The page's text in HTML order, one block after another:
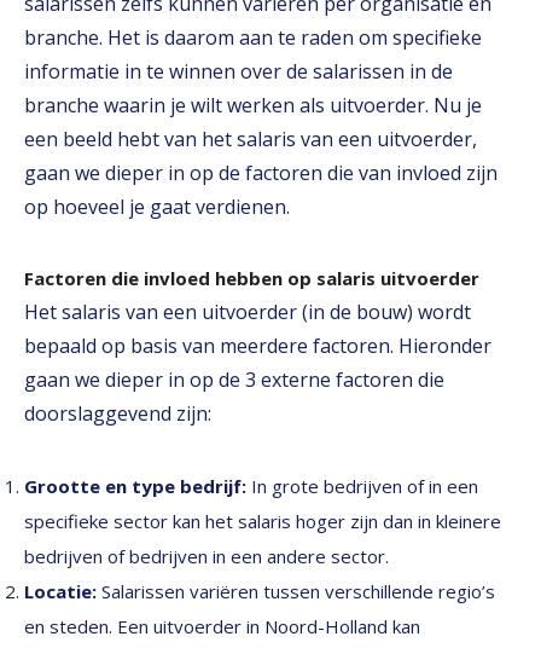
branche. Het is daarom aan te raden om specifieke
informatie in te winnen over de salarissen in de
branche waarin je wilt werken als uitvoerder. Nu je
een beeld hebt van het salaris van een uitvoerder,
gaan we dieper in op de factoren die van invloed zijn
op hoeveel je gaat verdienen.
Factoren die invloed hebben op salaris uitvoerder
Het salaris van een uitvoerder (in de bouw) wordt
bepaald op basis van meerdere factoren. Hieronder
gaan we dieper in op de 3 externe factoren die
doorslaggevend zijn:
Grootte en type bedrijf: In grote bedrijven of in een
specifieke sector kan het salaris hoger zijn dan in kleinere
bedrijven of bedrijven in een andere sector.
Locatie: Salarissen variëren tussen verschillende regio’s
en steden. Een uitvoerder in Noord-Holland kan